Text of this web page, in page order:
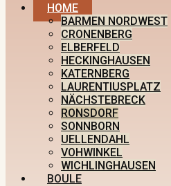
HOME
BARMEN NORDWEST
CRONENBERG
ELBERFELD
HECKINGHAUSEN
KATERNBERG
LAURENTIUSPLATZ
NÄCHSTEBRECK
RONSDORF
SONNBORN
UELLENDAHL
VOHWINKEL
WICHLINGHAUSEN
BOULE